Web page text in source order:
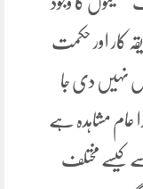
کار اور حکمت
نہیں دی جا
عام مشاہدہ ہے
مختلف